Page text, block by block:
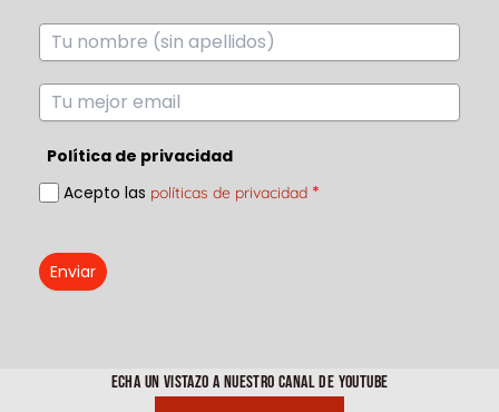
Política de privacidad
Acepto las políticas de privacidad *
Enviar
ECHA UN VISTAZO A NUESTRO CANAL DE YOUTUBE